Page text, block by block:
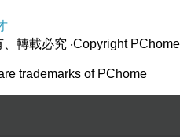
、轉載必究 ‧Copyright PChome
trademarks of PChome